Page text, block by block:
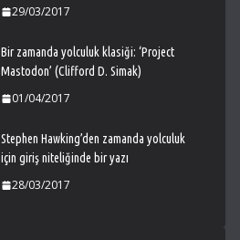
29/03/2017
Bir zamanda yolculuk klasiği: ‘Project
Mastodon’ (Clifford D. Simak)
01/04/2017
Stephen Hawking’den zamanda yolculuk
için giriş niteliğinde bir yazı
28/03/2017